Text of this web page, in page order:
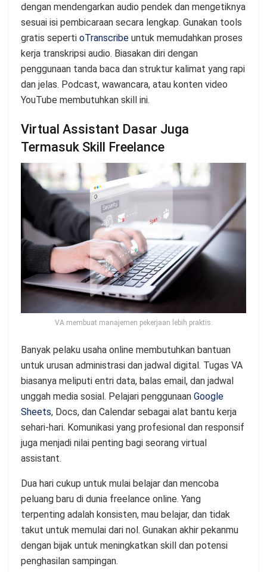
dengan mendengarkan audio pendek dan mengetiknya
sesuai isi pembicaraan secara lengkap. Gunakan tools
gratis seperti oTranscribe untuk memudahkan proses
kerja transkripsi audio. Biasakan diri dengan
penggunaan tanda baca dan struktur kalimat yang rapi
dan jelas. Podcast, wawancara, atau konten video
YouTube membutuhkan skill ini.
Virtual Assistant Dasar Juga
Termasuk Skill Freelance
VA membuat manajemen pekerjaan lebih praktis.
Banyak pelaku usaha online membutuhkan bantuan
untuk urusan administrasi dan jadwal digital. Tugas VA
biasanya meliputi entri data, balas email, dan jadwal
unggah media sosial. Pelajari penggunaan Google
Sheets, Docs, dan Calendar sebagai alat bantu kerja
sehari-hari. Komunikasi yang profesional dan responsif
juga menjadi nilai penting bagi seorang virtual
assistant.
Dua hari cukup untuk mulai belajar dan mencoba
peluang baru di dunia freelance online. Yang
terpenting adalah konsisten, mau belajar, dan tidak
takut untuk memulai dari nol. Gunakan akhir pekanmu
dengan bijak untuk meningkatkan skill dan potensi
penghasilan sampingan.